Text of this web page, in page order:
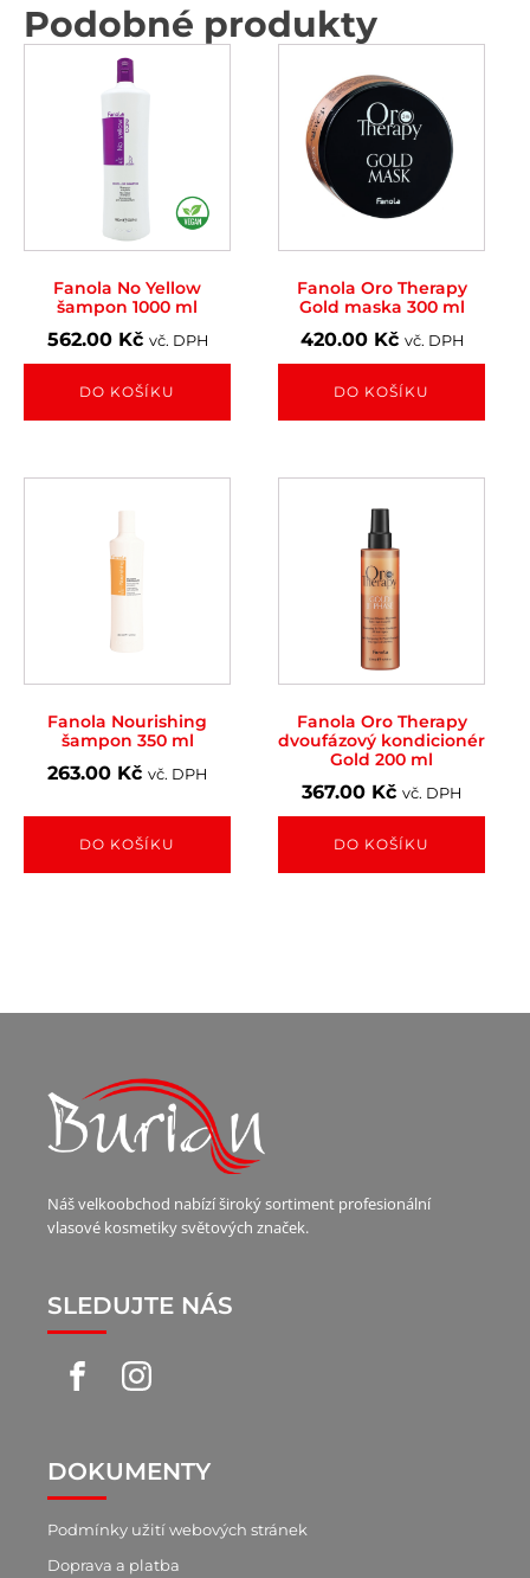
Podobné produkty
Fanola No Yellow
šampon 1000 ml
562.00 Kč vč. DPH
DO KOŠÍKU
Fanola Oro Therapy
Gold maska 300 ml
420.00 Kč vč. DPH
DO KOŠÍKU
Fanola Nourishing
šampon 350 ml
263.00 Kč vč. DPH
DO KOŠÍKU
Fanola Oro Therapy
dvoufázový kondicionér
Gold 200 ml
367.00 Kč vč. DPH
DO KOŠÍKU
Náš velkoobchod nabízí široký sortiment profesionální
vlasové kosmetiky světových značek.
SLEDUJTE NÁS
DOKUMENTY
Podmínky užití webových stránek
Doprava a platba